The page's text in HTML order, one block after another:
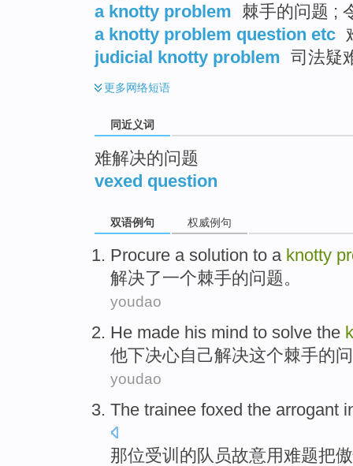
a knotty problem 棘手的问题 ;
a knotty problem question etc
judicial knotty problem 司法疑
更多网络短语
同近义词
难解决的问题
vexed question
双语例句 权威例句
Procure a solution to a knotty
解决了一个棘手的问题。
youdao
He made his mind to solve the
他下决心自己解决这个棘手的
youdao
The trainee foxed the arrogant
那位受训的队员故意用难题把